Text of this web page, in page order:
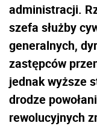
administracji.
szefa służby
generalnych,
zastępców
jednak wyższe
drodze
rewolucyjnych